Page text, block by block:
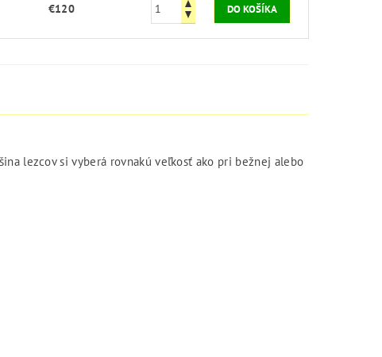
€120
lezcov si vyberá rovnakú veľkosť ako pri bežnej alebo